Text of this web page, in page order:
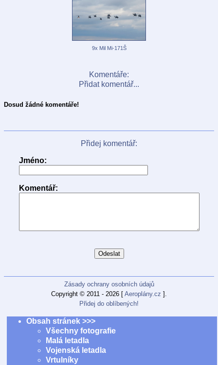
9x Mil Mi-171Š
Komentáře:
Přidat komentář...
Dosud žádné komentáře!
Přidej komentář:
Jméno:
Komentář:
Zásady ochrany osobních údajů
Copyright © 2011 - 2026 [ Aeroplány.cz ].
Přidej do oblíbených!
Obsah stránek >>>
Všechny fotografie
Malá letadla
Vojenská letadla
Vrtulníky